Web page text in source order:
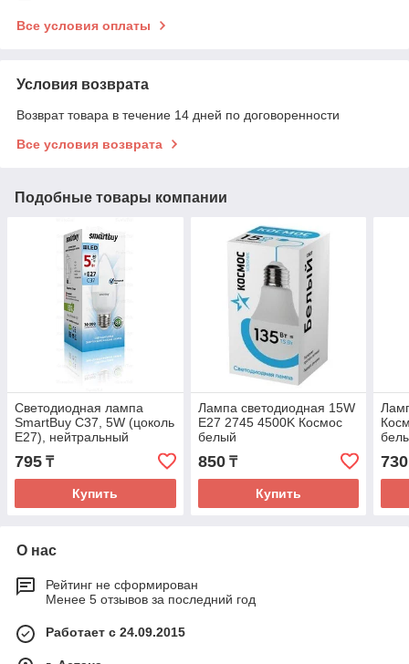
Все условия оплаты
Условия возврата
Возврат товара в течение 14 дней по договоренности
Все условия возврата
Подобные товары компании
Светодиодная лампа
SmartBuy C37, 5W (цоколь
E27), нейтральный
дневной свет 4000K, 220V
795 ₸
Купить
Лампа светодиодная 15W
E27 2745 4500K Космос
белый
850₸
Купить
730
О нас
Рейтинг не сформирован
Менее 5 отзывов за последний год
Работает с 24.09.2015